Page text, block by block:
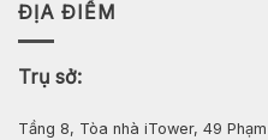
ĐỊA ĐIỂM
Trụ sở:
Tầng 8, Tòa nhà iTower, 49